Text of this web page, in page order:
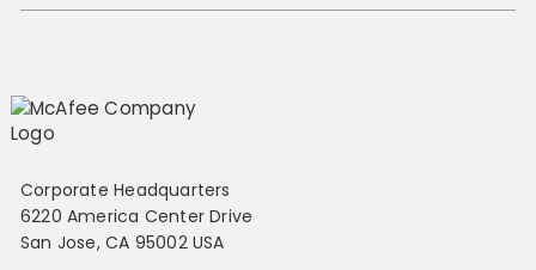
Corporate Headquarters
6220 America Center Drive
San Jose, CA 95002 USA